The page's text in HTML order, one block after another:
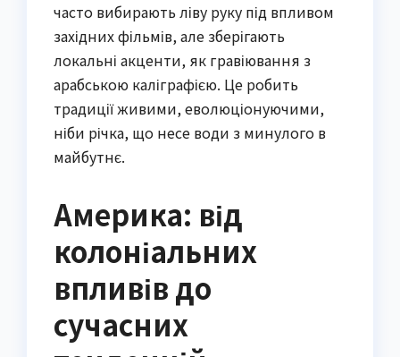
часто вибирають ліву руку під впливом
західних фільмів, але зберігають
локальні акценти, як гравіювання з
арабською каліграфією. Це робить
традиції живими, еволюціонуючими,
ніби річка, що несе води з минулого в
майбутнє.
Америка: від
колоніальних
впливів до
сучасних